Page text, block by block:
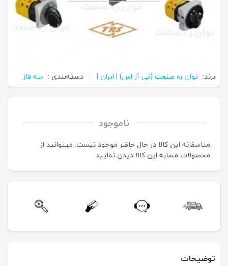
برند: توان ره صنعت (تی آر اس) | ایران | دسته‌بندی : سه فاز
ناموجود
متاسفانه این کالا در حال حاضر موجود نیست. می‍توانید از
محصولات مشابه این کالا دیدن نمایید
توضیحات